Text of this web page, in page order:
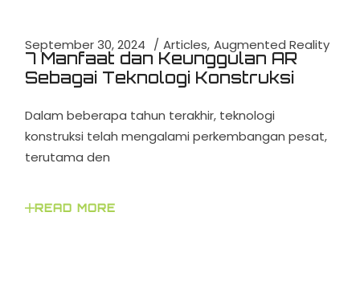
September 30, 2024 Articles Augmented Reality
7 Manfaat dan Keunggulan AR
Sebagai Teknologi Konstruksi
Dalam beberapa tahun terakhir, teknologi
konstruksi telah mengalami perkembangan pesat,
terutama den
READ MORE